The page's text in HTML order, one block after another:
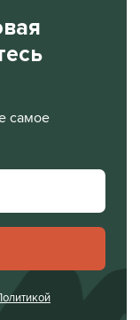
самое